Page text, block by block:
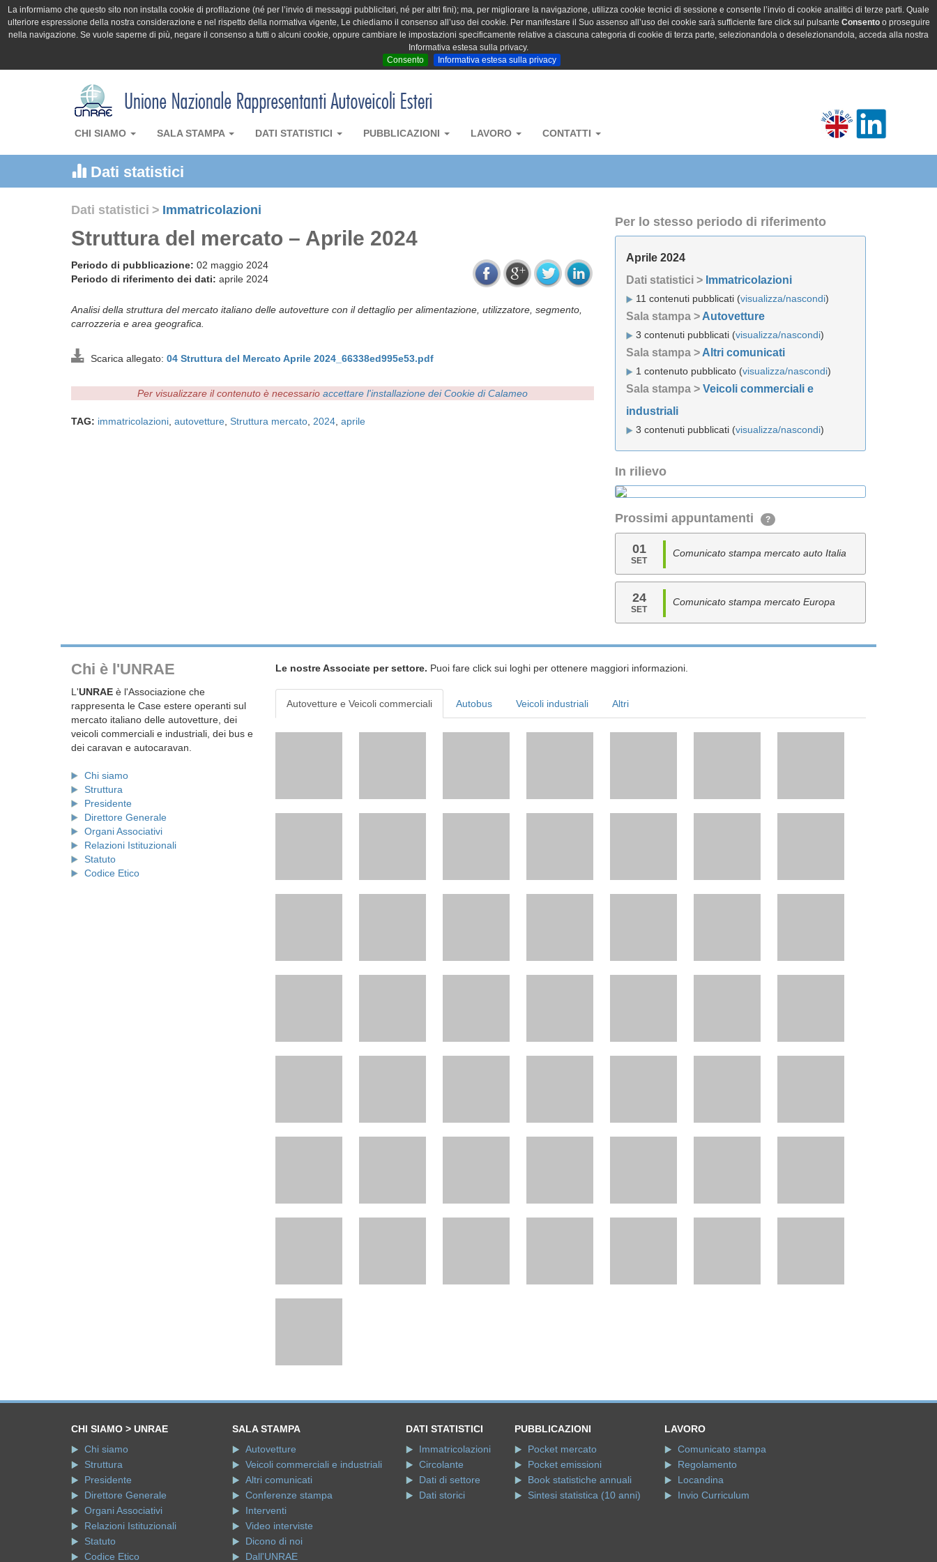
La informiamo che questo sito non installa cookie di profilazione (né per l’invio di messaggi pubblicitari, né per altri fini); ma, per migliorare la navigazione, utilizza cookie tecnici di sessione e consente l’invio di cookie analitici di terze parti. Quale
ulteriore espressione della nostra considerazione e nel rispetto della normativa vigente, Le chiediamo il consenso all’uso dei cookie. Per manifestare il Suo assenso all’uso dei cookie sarà sufficiente fare click sul pulsante Consentoo proseguire
nella navigazione. Se vuole saperne di più, negare il consenso a tutti o alcuni cookie, oppure cambiare le impostazioni specificamente relative a ciascuna categoria di cookie di terza parte, selezionandola o deselezionandola, acceda alla nostra
Informativa estesa sulla privacy.
Consento
Informativa estesa sulla privacy
CHI SIAMO SALA STAMPA DATI STATISTICI PUBBLICAZIONI LAVORO CONTATTI
Dati statistici
Dati statistici > Immatricolazioni
Struttura del mercato – Aprile 2024
Periodo di pubblicazione: 02 maggio 2024
Periodo di riferimento dei dati: aprile 2024
Analisi della struttura del mercato italiano delle autovetture con il dettaglio per alimentazione, utilizzatore, segmento,
carrozzeria e area geografica.
Scarica allegato: 04 Struttura del Mercato Aprile 2024_66338ed995e53.pdf
Per visualizzare il contenuto è necessario accettare l'installazione dei Cookie di Calameo
TAG: immatricolazioni autovetture Struttura mercato 2024 aprile
Per lo stesso periodo di riferimento
Aprile 2024
Dati statistici > Immatricolazioni
11 contenuti pubblicati (visualizza/nascondi)
Sala stampa > Autovetture
3 contenuti pubblicati (visualizza/nascondi)
Sala stampa > Altri comunicati
1 contenuto pubblicato (visualizza/nascondi)
Sala stampa > Veicoli commerciali e
industriali
3 contenuti pubblicati (visualizza/nascondi)
In rilievo
Prossimi appuntamenti ?
01
SET
Comunicato stampa mercato auto Italia
24
SET
Comunicato stampa mercato Europa
Chi è l'UNRAE
L'UNRAE è l'Associazione che
rappresenta le Case estere operanti sul
mercato italiano delle autovetture, dei
veicoli commerciali e industriali, dei bus e
dei caravan e autocaravan.
Chi siamo
Struttura
Presidente
Direttore Generale
Organi Associativi
Relazioni Istituzionali
Statuto
Codice Etico
Le nostre Associate per settore. Puoi fare click sui loghi per ottenere maggiori informazioni.
Autovetture e Veicoli commerciali Autobus Veicoli industriali Altri
CHI SIAMO > UNRAE
Chi siamo
Struttura
Presidente
Direttore Generale
Organi Associativi
Relazioni Istituzionali
Statuto
Codice Etico
SALA STAMPA
Autovetture
Veicoli commerciali e industriali
Altri comunicati
Conferenze stampa
Interventi
Video interviste
Dicono di noi
Dall'UNRAE
DATI STATISTICI
Immatricolazioni
Circolante
Dati di settore
Dati storici
PUBBLICAZIONI
Pocket mercato
Pocket emissioni
Book statistiche annuali
Sintesi statistica (10 anni)
LAVORO
Comunicato stampa
Regolamento
Locandina
Invio Curriculum